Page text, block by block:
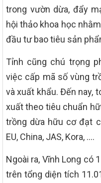
trong vườn dừa, đẩy
hội thảo khoa học
đầu tư bao tiêu sản
Tỉnh cũng chú trọng
việc cấp mã số vùng
và xuất khẩu. Đến nay,
xuất theo tiêu chuẩn
trồng dừa hữu cơ đạt
EU, China, JAS, Kora, ….
Ngoài ra, Vĩnh Long có
trên tổng diện tích